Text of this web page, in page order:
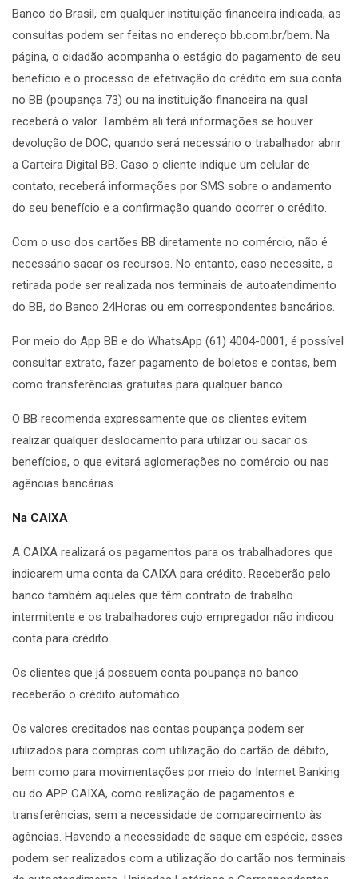
Banco do Brasil, em qualquer instituição financeira indicada, as
consultas podem ser feitas no endereço bb.com.br/bem. Na
página, o cidadão acompanha o estágio do pagamento de seu
benefício e o processo de efetivação do crédito em sua conta
no BB (poupança 73) ou na instituição financeira na qual
receberá o valor. Também ali terá informações se houver
devolução de DOC, quando será necessário o trabalhador abrir
a Carteira Digital BB. Caso o cliente indique um celular de
contato, receberá informações por SMS sobre o andamento
do seu benefício e a confirmação quando ocorrer o crédito.
Com o uso dos cartões BB diretamente no comércio, não é
necessário sacar os recursos. No entanto, caso necessite, a
retirada pode ser realizada nos terminais de autoatendimento
do BB, do Banco 24Horas ou em correspondentes bancários.
Por meio do App BB e do WhatsApp (61) 4004-0001, é possível
consultar extrato, fazer pagamento de boletos e contas, bem
como transferências gratuitas para qualquer banco.
O BB recomenda expressamente que os clientes evitem
realizar qualquer deslocamento para utilizar ou sacar os
benefícios, o que evitará aglomerações no comércio ou nas
agências bancárias.
Na CAIXA
A CAIXA realizará os pagamentos para os trabalhadores que
indicarem uma conta da CAIXA para crédito. Receberão pelo
banco também aqueles que têm contrato de trabalho
intermitente e os trabalhadores cujo empregador não indicou
conta para crédito.
Os clientes que já possuem conta poupança no banco
receberão o crédito automático.
Os valores creditados nas contas poupança podem ser
utilizados para compras com utilização do cartão de débito,
bem como para movimentações por meio do Internet Banking
ou do APP CAIXA, como realização de pagamentos e
transferências, sem a necessidade de comparecimento às
agências. Havendo a necessidade de saque em espécie, esses
podem ser realizados com a utilização do cartão nos terminais